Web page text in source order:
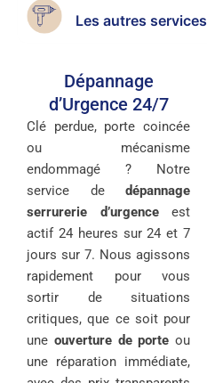
Les autres services
Dépannage
d’Urgence 24/7
Clé perdue, porte coincée
ou mécanisme
endommagé ? Notre
service de dépannage
serrurerie d’urgenceest
actif 24 heures sur 24 et 7
jours sur 7. Nous agissons
rapidement pour vous
sortir de situations
critiques, que ce soit pour
une ouverture de porte ou
une réparation immédiate,